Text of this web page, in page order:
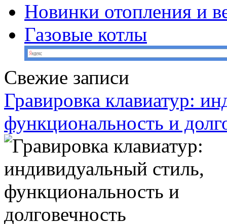
Новинки отопления и
Газовые котлы
Свежие записи
Гравировка клавиатур:
функциональность и